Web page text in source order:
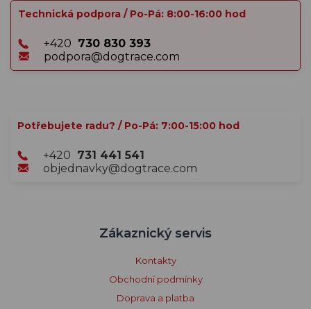
Technická podpora / Po-Pá: 8:00-16:00 hod
+420 730 830 393
podpora@dogtrace.com
Potřebujete radu? / Po-Pá: 7:00-15:00 hod
+420 731 441 541
objednavky@dogtrace.com
Zákaznický servis
Kontakty
Obchodní podmínky
Doprava a platba